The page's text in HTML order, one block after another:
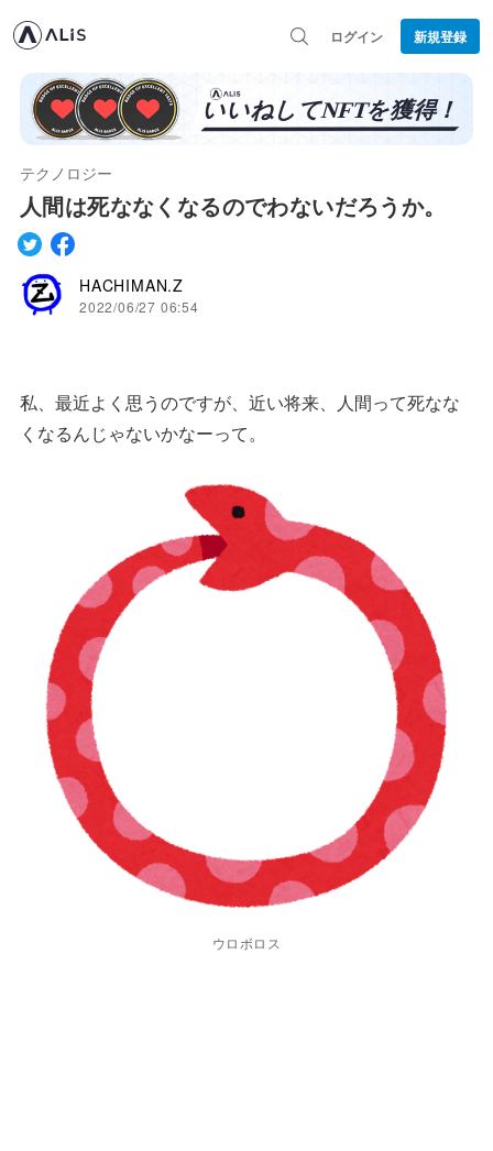
ログイン 新規登録
テクノロジー
人間は死ななくなるのでわないだろうか。
HACHIMAN.Z
2022/06/27 06:54
私、最近よく思うのですが、近い将来、人間って死なな
くなるんじゃないかなーって。
ウロボロス